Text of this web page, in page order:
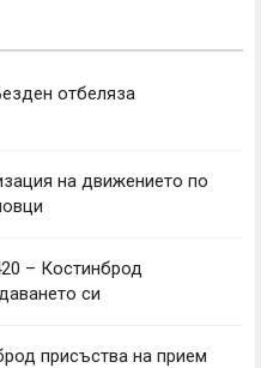
отбеляза
на движението по
– Костинброд
си
присъства на прием